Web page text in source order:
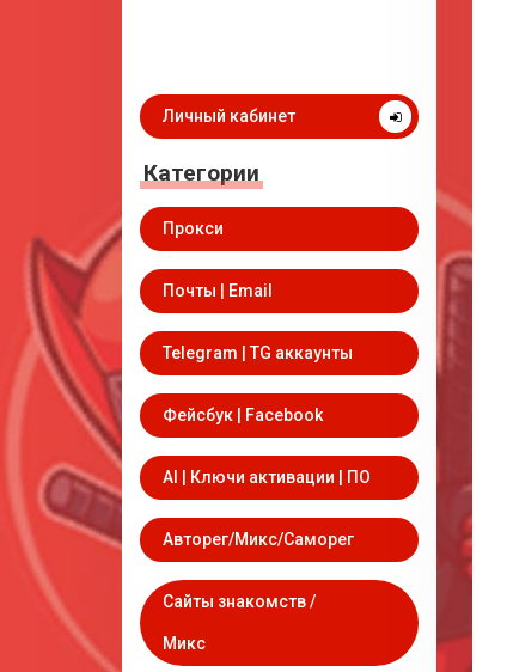
Личный кабинет
Категории
Прокси
Почты | Email
Telegram | TG аккаунты
Фейсбук | Facebook
AI | Ключи активации | ПО
Авторег/Микс/Саморег
Сайты знакомств /
Микс